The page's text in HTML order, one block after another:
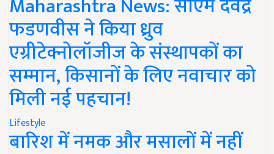
फडणवीस ने किया ध्रुव
एग्रीटेक्नोलॉजीज के संस्थापकों का
सम्मान, किसानों के लिए नवाचार को
मिली नई पहचान!
Lifestyle
बारिश में नमक और मसालों में नहीं